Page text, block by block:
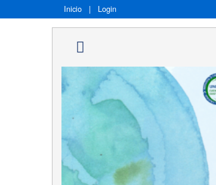
Inicio | Login